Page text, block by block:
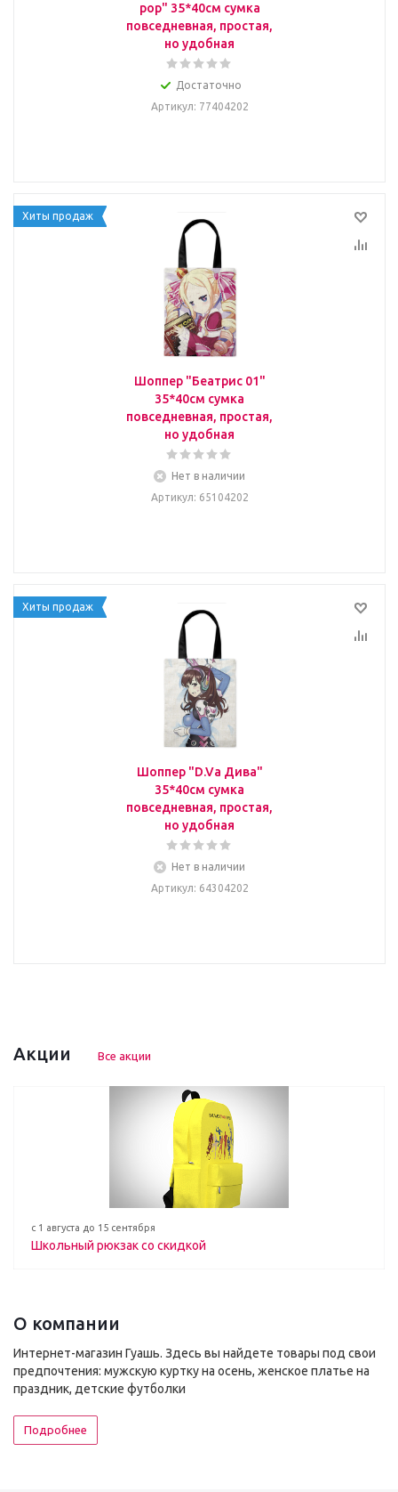
pop" 35*40см сумка
повседневная, простая,
но удобная
Достаточно
Артикул: 77404202
Хиты продаж
Шоппер "Беатрис 01"
35*40см сумка
повседневная, простая,
но удобная
Нет в наличии
Артикул: 65104202
Хиты продаж
Шоппер "D.Va Дива"
35*40см сумка
повседневная, простая,
но удобная
Нет в наличии
Артикул: 64304202
Акции Все акции
с 1 августа до 15 сентября
Школьный рюкзак со скидкой
О компании
Интернет-магазин Гуашь. Здесь вы найдете товары под свои
предпочтения: мужскую куртку на осень, женское платье на
праздник, детские футболки
Подробнее